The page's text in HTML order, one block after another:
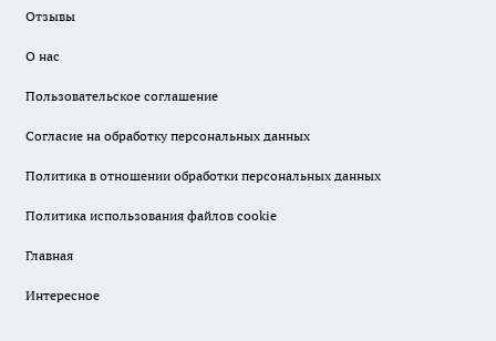
Отзывы
О нас
Пользовательское соглашение
Согласие на обработку персональных данных
Политика в отношении обработки персональных данных
Политика использования файлов cookie
Главная
Интересное